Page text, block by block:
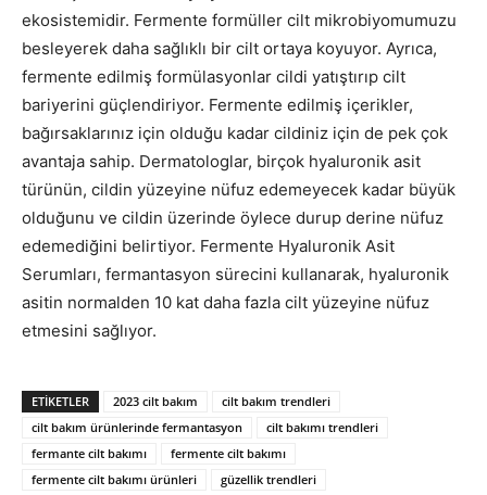
ekosistemidir. Fermente formüller cilt mikrobiyomumuzu
besleyerek daha sağlıklı bir cilt ortaya koyuyor. Ayrıca,
fermente edilmiş formülasyonlar cildi yatıştırıp cilt
bariyerini güçlendiriyor. Fermente edilmiş içerikler,
bağırsaklarınız için olduğu kadar cildiniz için de pek çok
avantaja sahip. Dermatologlar, birçok hyaluronik asit
türünün, cildin yüzeyine nüfuz edemeyecek kadar büyük
olduğunu ve cildin üzerinde öylece durup derine nüfuz
edemediğini belirtiyor. Fermente Hyaluronik Asit
Serumları, fermantasyon sürecini kullanarak, hyaluronik
asitin normalden 10 kat daha fazla cilt yüzeyine nüfuz
etmesini sağlıyor.
ETIKETLER 2023 cilt bakım
cilt bakım trendleri
cilt bakım ürünlerinde fermantasyon
cilt bakımı trendleri
fermante cilt bakımı
fermente cilt bakımı
fermente cilt bakımı ürünleri
güzellik trendleri